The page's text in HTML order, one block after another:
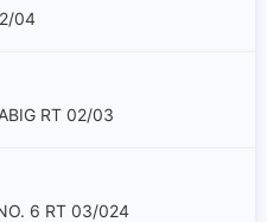
04
RT 02/03
6 RT 03/024